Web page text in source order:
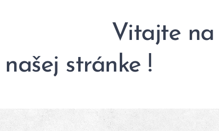
Vitajte na
našej stránke !